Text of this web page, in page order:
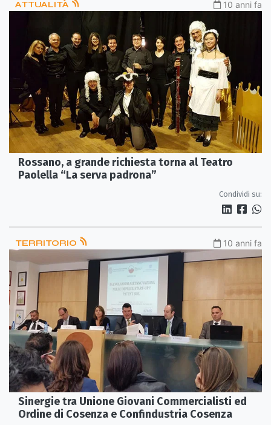
ATTUALITÀ 10 anni fa
Rossano, a grande richiesta torna al Teatro
Paolella “La serva padrona”
Condividi su:
TERRITORIO 10 anni fa
Sinergie tra Unione Giovani Commercialisti ed
Ordine di Cosenza e Confindustria Cosenza